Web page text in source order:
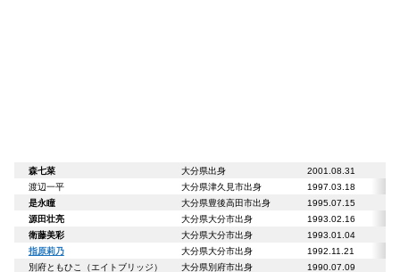
森七菜 大分県出身
2001.08.31
渡辺一平
大分県津久見市出身
1997.03.18
是永瞳
大分県豊後高田市出身
1995.07.15
源田壮亮
大分県大分市出身
1993.02.16
衛藤美彩
大分県大分市出身
指原莉乃
大分県大分市出身
1992.11.21
別府ともひこ（エイトブリッジ）
大分県別府市出身
1990.07.09